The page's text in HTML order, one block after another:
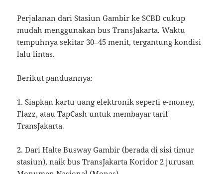
Perjalanan dari Stasiun Gambir ke SCBD cukup
mudah menggunakan bus TransJakarta. Waktu
tempuhnya sekitar 30–45 menit, tergantung kondisi
lalu lintas.
Berikut panduannya:
1. Siapkan kartu uang elektronik seperti e-money,
Flazz, atau TapCash untuk membayar tarif
TransJakarta.
2. Dari Halte Busway Gambir (berada di sisi timur
stasiun), naik bus TransJakarta Koridor 2 jurusan